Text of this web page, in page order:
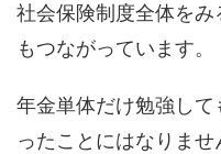
社会保険制度全体をみ
もつながっています。
年金単体だけ勉強し
ったことにはなりませ